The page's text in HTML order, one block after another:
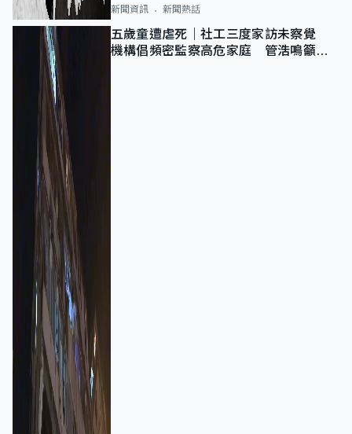
新聞資訊 新聞熱話
五歲童遭虐死｜社工三度家訪未察覺
機構倡頻密監察高危家庭 管浩鳴籲加